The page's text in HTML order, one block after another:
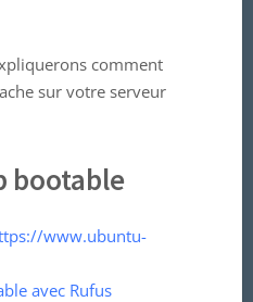
comment
sur votre serveur
bootable
www.ubuntu-
avec Rufus